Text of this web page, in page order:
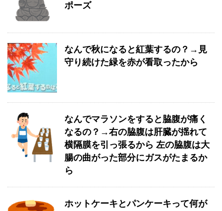
ポーズ
なんで秋になると紅葉するの？→見
守り続けた緑を赤が看取ったから
なんでマラソンをすると脇腹が痛く
なるの？→右の脇腹は肝臓が揺れて
横隔膜を引っ張るから 左の脇腹は大
腸の曲がった部分にガスがたまるか
ら
ホットケーキとパンケーキって何が